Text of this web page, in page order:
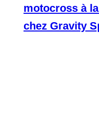
motocross à
chez Gravity